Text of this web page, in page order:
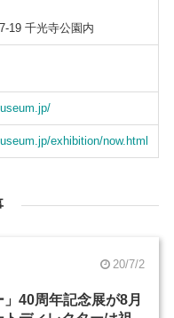
19 千光寺公園内
exhibition/now.html
20/7/2
」40周年記念展が8月